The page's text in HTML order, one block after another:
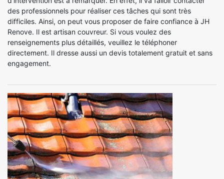
des professionnels pour réaliser ces tâches qui sont très
difficiles. Ainsi, on peut vous proposer de faire confiance à JH
Renove. Il est artisan couvreur. Si vous voulez des
renseignements plus détaillés, veuillez le téléphoner
directement. Il dresse aussi un devis totalement gratuit et sans
engagement.